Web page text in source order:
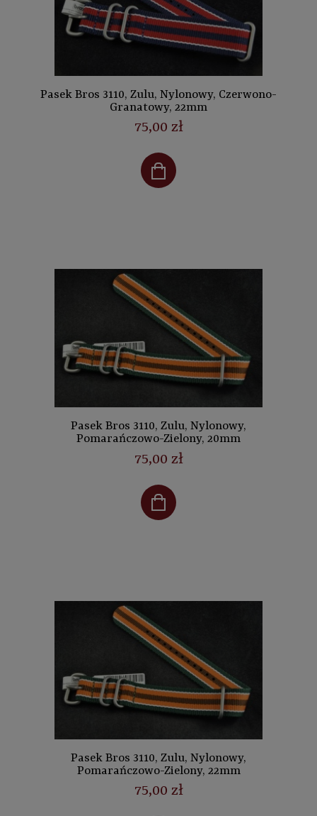
Pasek Bros 3110, Zulu, Nylonowy, Czerwono-
Granatowy, 22mm
75,00 zł
Pasek Bros 3110, Zulu, Nylonowy,
Pomarańczowo-Zielony, 20mm
75,00 zł
Pasek Bros 3110, Zulu, Nylonowy,
Pomarańczowo-Zielony, 22mm
75,00 zł